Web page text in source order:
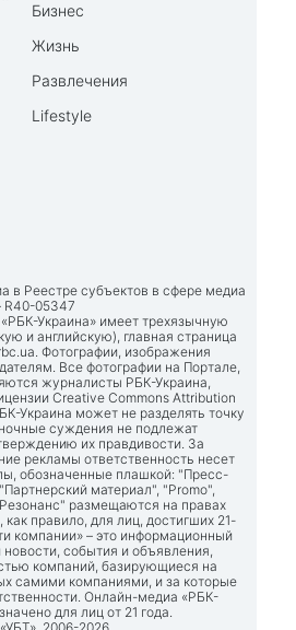
Бизнес
Жизнь
Развлечения
Lifestyle
в Реестре субъектов в сфере медиа
05347
Украина» имеет трехязычную
и английскую), главная страница
. Фотографии, изображения
Все фотографии на Портале,
журналисты РБК-Украина,
Creative Commons Attribution
Украина может не разделять точку
суждения не подлежат
их правдивости. За
рекламы ответственность несет
обозначенные плашкой: "Пресс-
материал", "Promo",
размещаются на правах
правило, для лиц, достигших 21-
компании» – это информационный
события и объявления,
компаний, базирующиеся на
самими компаниями, и за которые
Онлайн-медиа «РБК-
для лиц от 21 года.